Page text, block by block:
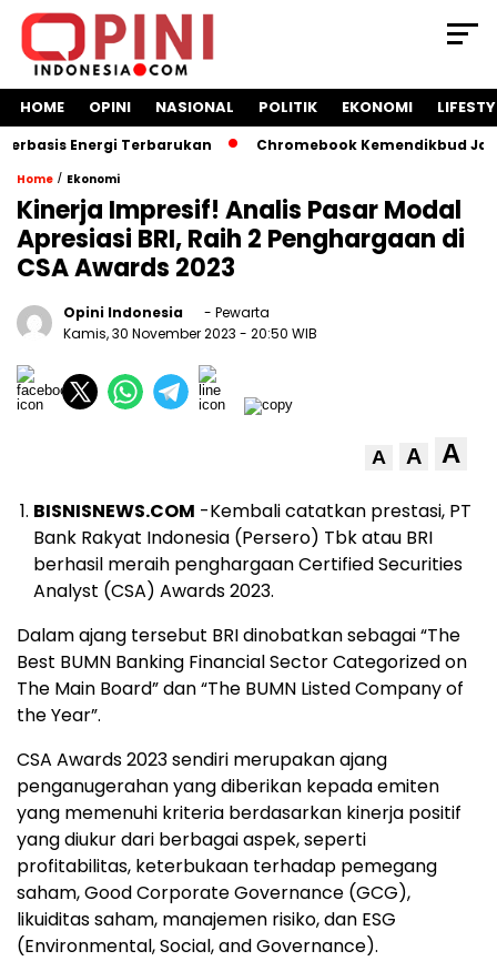
HOME OPINI NASIONAL POLITIK EKONOMI
Energi Terbarukan Chromebook Kemendikbud Jadi
Home / Ekonomi
Kinerja Impresif! Analis Pasar Modal
Apresiasi BRI, Raih 2 Penghargaan di
CSA Awards 2023
Opini Indonesia
- Pewarta
Kamis, 30 November 2023 - 20:50 WIB
A A A
BISNISNEWS.COM -Kembali catatkan prestasi, PT
Bank Rakyat Indonesia (Persero) Tbk atau BRI
berhasil meraih penghargaan Certified Securities
Analyst (CSA) Awards 2023.
Dalam ajang tersebut BRI dinobatkan sebagai “The
Best BUMN Banking Financial Sector Categorized on
The Main Board” dan “The BUMN Listed Company of
the Year”.
CSA Awards 2023 sendiri merupakan ajang
penganugerahan yang diberikan kepada emiten
yang memenuhi kriteria berdasarkan kinerja positif
yang diukur dari berbagai aspek, seperti
profitabilitas, keterbukaan terhadap pemegang
saham, Good Corporate Governance (GCG),
likuiditas saham, manajemen risiko, dan ESG
(Environmental, Social, and Governance).